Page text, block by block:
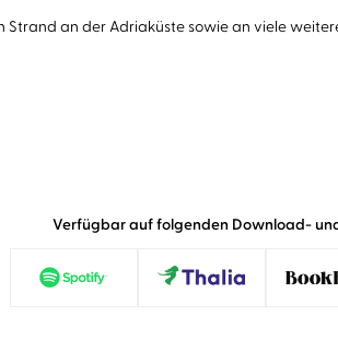
an der Adriaküste sowie an viele
Verfügbar auf folgenden Download-